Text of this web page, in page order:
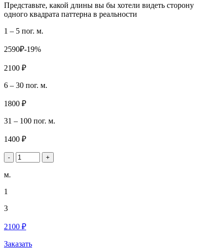
Представьте, какой длины вы бы хотели видеть сторону
одного квадрата паттерна в реальности
1 – 5 пог. м.
2590₽-19%
2100 ₽
6 – 30 пог. м.
1800 ₽
31 – 100 пог. м.
1400 ₽
- +
м.
1
3
2100 ₽
Заказать